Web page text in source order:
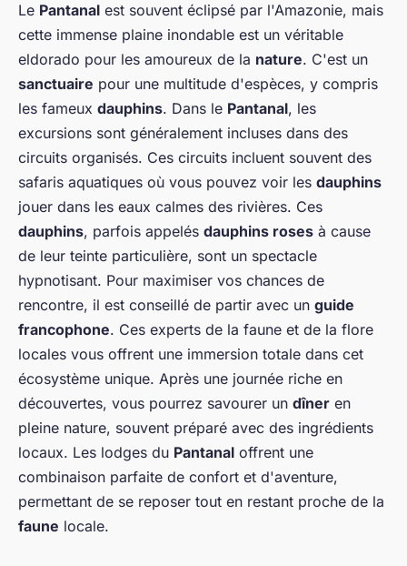
Le Pantanal est souvent éclipsé par l'Amazonie, mais
cette immense plaine inondable est un véritable
eldorado pour les amoureux de la nature. C'est un
sanctuaire pour une multitude d'espèces, y compris
les fameux dauphins. Dans le Pantanal, les
excursions sont généralement incluses dans des
circuits organisés. Ces circuits incluent souvent des
safaris aquatiques où vous pouvez voir les dauphins
jouer dans les eaux calmes des rivières. Ces
dauphins, parfois appelés dauphins roses à cause
de leur teinte particulière, sont un spectacle
hypnotisant. Pour maximiser vos chances de
rencontre, il est conseillé de partir avec un guide
francophone. Ces experts de la faune et de la flore
locales vous offrent une immersion totale dans cet
écosystème unique. Après une journée riche en
découvertes, vous pourrez savourer un dîner en
pleine nature, souvent préparé avec des ingrédients
locaux. Les lodges du Pantanal offrent une
combinaison parfaite de confort et d'aventure,
permettant de se reposer tout en restant proche de la
faune locale.